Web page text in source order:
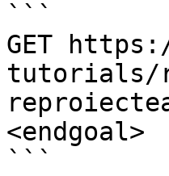
```
GET
tutorials/
<endgoal>
```